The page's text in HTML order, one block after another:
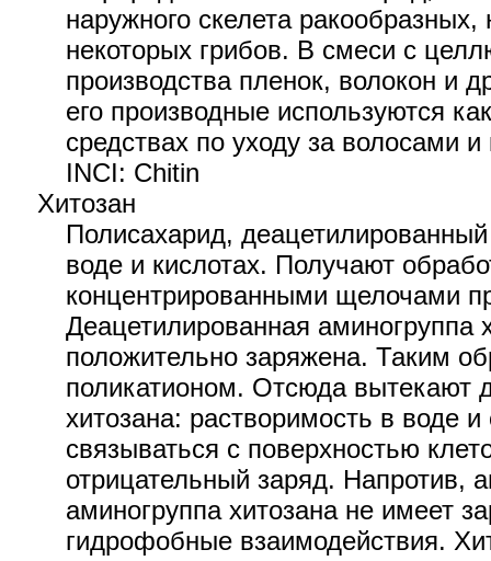
наружного скелета
некоторых грибов. В смеси с
производства пленок, волокон и
его производные используются
средствах по уходу за волосами и
INCI: Chitin
Хитозан
Полисахарид,
воде и кислотах. Получают
концентрированными щелочами
Деацетилированная аминогруппа
положительно заряжена. Таким
поликатионом. Отсюда вытекают
хитозана: растворимость в воде и
связываться с поверхностью
отрицательный заряд. Напротив,
аминогруппа хитозана не имеет
гидрофобные взаимодействия.